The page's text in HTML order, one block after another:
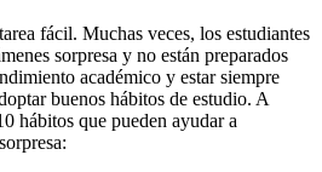
fácil. Muchas veces, los estudiantes
sorpresa y no están preparados
académico y estar siempre
buenos hábitos de estudio. A
hábitos que pueden ayudar a